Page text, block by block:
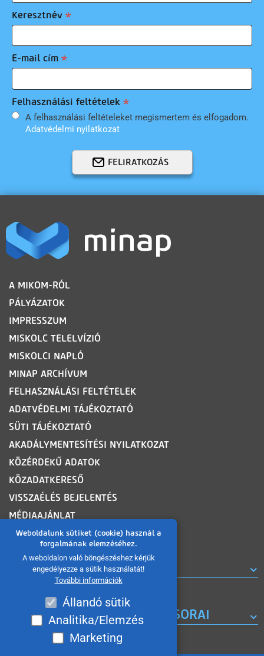
Weboldalunk sütiket (cookie) használ a
forgalmának elemzéséhez.
A weboldalon való böngészéshez kérjük
engedélyezze a sütik használatát!
További információk
Állandó sütik
Analitika/Elemzés
Marketing
Keresztnév
E-mail cím
Felhasználási feltételek
A felhasználási feltételeket megismertem és elfogadom.
Adatvédelmi nyilatkozat
FELIRATKOZÁS
LÁBLÉC
A MIKOM-RÓL
PÁLYÁZATOK
IMPRESSZUM
MISKOLC TELELVÍZIÓ
MISKOLCI NAPLÓ
MINAP ARCHÍVUM
FELHASZNÁLÁSI FELTÉTELEK
ADATVÉDELMI TÁJÉKOZTATÓ
SÜTI TÁJÉKOZTATÓ
AKADÁLYMENTESÍTÉSI NYILATKOZAT
KÖZÉRDEKŰ ADATOK
KÖZADATKERESŐ
VISSZAÉLÉS BEJELENTÉS
MÉDIAAJÁNLAT
OLDALTÉRKÉP
ROVATOK
A MISKOLC TV KORÁBBI MŰSORAI